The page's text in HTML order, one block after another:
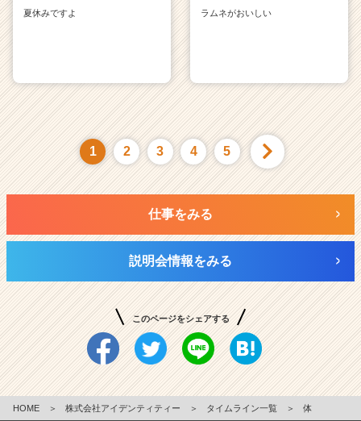
夏休みですよ
ラムネがおいしい
1 2 3 4 5
仕事をみる
説明会情報をみる
このページをシェアする
HOME ＞ 株式会社アイデンティティー ＞ タイムライン一覧 ＞ 体